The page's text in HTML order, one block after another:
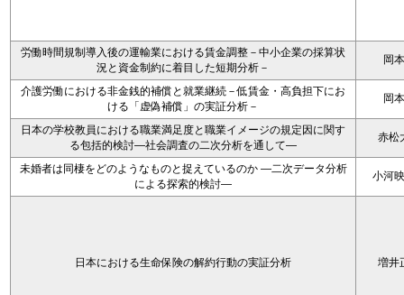
労働時間規制導入後の運輸業における賃金調整－中小企業の採算状
況と資金制約に着目した短期分析－
岡
介護労働における非金銭的補償と就業継続－低賃金・高負担下にお
ける「虚偽補償」の実証分析－
岡
日本の学校教員における職業満足度と職業イメージの規定因に関す
る包括的検討―社会調査の二次分析を通して―
赤松
未婚者は同棲をどのようなものと捉えているのか —二次データ分析
による探索的検討—
小河
日本における生命保険の解約行動の実証分析 増井